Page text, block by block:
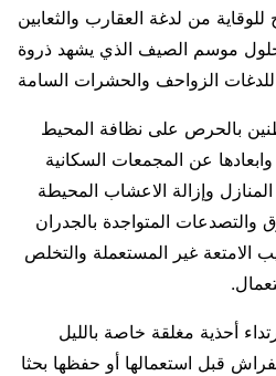
من لدغة العقارب والثعابين
موسم الصيف الذي يشهد ذروة
الزواحف والحشرات السامة
بالحرص على نظافة المحيط
وابعادها عن المجمعات السكانية
وإزالة الاعشاب المحيطة
والتصدعات المتواجدة بالجدران
الامتعة غير المستعملة والتخلص
أحذية مغلقة خاصة بالليل
قبل استعمالها أو حفظها بحثا